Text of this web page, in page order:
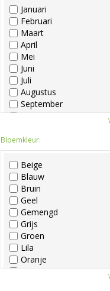
Januari
Februari
Maart
April
Mei
Juni
Juli
Augustus
September
Oktober
December
Bloemkleur:
Beige
Blauw
Bruin
Geel
Gemengd
Grijs
Groen
Lila
Oranje
Paars